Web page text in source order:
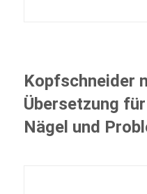
Kopfschneider
Übersetzung
Nägel und